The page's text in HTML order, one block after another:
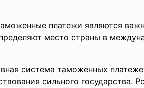
платежи являются
место страны в
система таможенных
сильного государства.